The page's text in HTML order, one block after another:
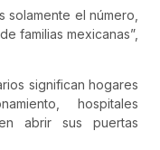
solamente el número,
familias mexicanas”,
significan hogares
hospitales
abrir sus puertas